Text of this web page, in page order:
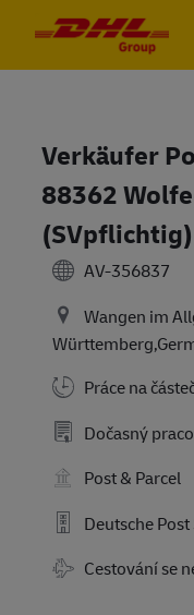
Verkäufer
88362
(SVpflichtig)
AV-356837
Wangen im
Práce na
Dočasný
Post & Parcel
Deutsche
Travel Required
Cestování se